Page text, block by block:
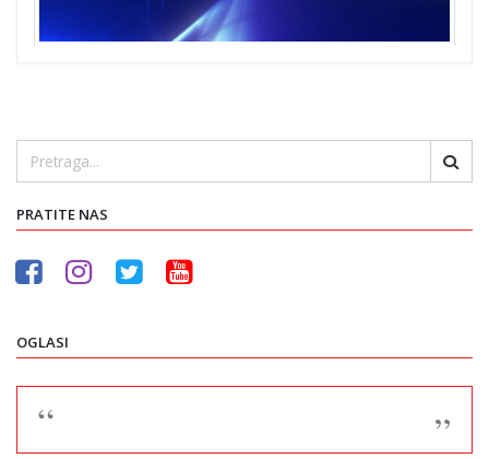
PRATITE NAS
OGLASI